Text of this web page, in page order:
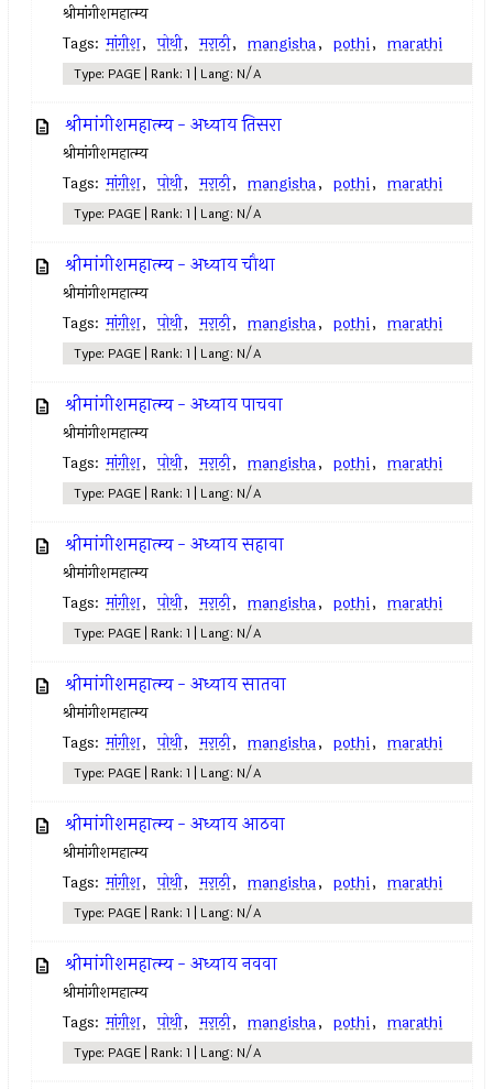
श्रीमांगीशमहात्म्य
Tags: मांगीश, पोथी, मराठी, mangisha, pothi, marathi
Type: PAGE | Rank: 1 | Lang: N/A
श्रीमांगीशमहात्म्य - अध्याय तिसरा
श्रीमांगीशमहात्म्य
Tags: मांगीश, पोथी, मराठी, mangisha, pothi, marathi
Type: PAGE | Rank: 1 | Lang: N/A
श्रीमांगीशमहात्म्य - अध्याय चौथा
श्रीमांगीशमहात्म्य
Tags: मांगीश, पोथी, मराठी, mangisha, pothi, marathi
Type: PAGE | Rank: 1 | Lang: N/A
श्रीमांगीशमहात्म्य - अध्याय पाचवा
श्रीमांगीशमहात्म्य
Tags: मांगीश, पोथी, मराठी, mangisha, pothi, marathi
Type: PAGE | Rank: 1 | Lang: N/A
श्रीमांगीशमहात्म्य - अध्याय सहावा
श्रीमांगीशमहात्म्य
Tags: मांगीश, पोथी, मराठी, mangisha, pothi, marathi
Type: PAGE | Rank: 1 | Lang: N/A
श्रीमांगीशमहात्म्य - अध्याय सातवा
श्रीमांगीशमहात्म्य
Tags: मांगीश, पोथी, मराठी, mangisha, pothi, marathi
Type: PAGE | Rank: 1 | Lang: N/A
श्रीमांगीशमहात्म्य - अध्याय आठवा
श्रीमांगीशमहात्म्य
Tags: मांगीश, पोथी, मराठी, mangisha, pothi, marathi
Type: PAGE | Rank: 1 | Lang: N/A
श्रीमांगीशमहात्म्य - अध्याय नववा
श्रीमांगीशमहात्म्य
Tags: मांगीश, पोथी, मराठी, mangisha, pothi, marathi
Type: PAGE | Rank: 1 | Lang: N/A